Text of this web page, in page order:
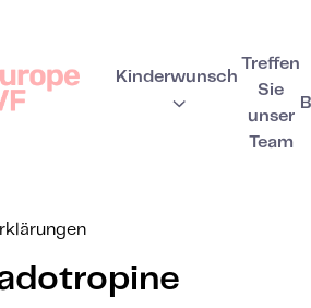
Kinderwunsch
Treffen
Sie
unser
Team